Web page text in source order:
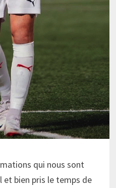
qui nous sont
et bien pris le temps de